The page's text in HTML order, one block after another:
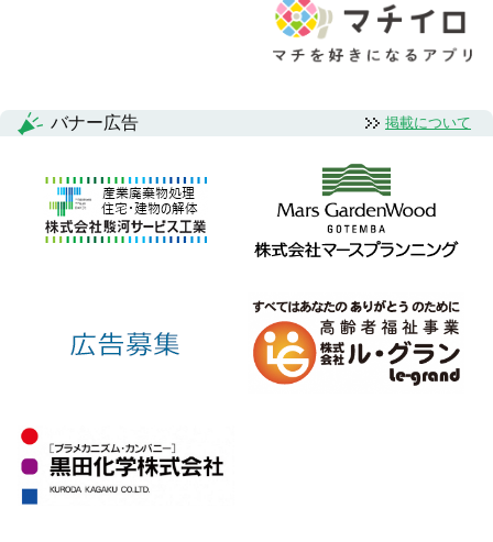
バナー広告 掲載について